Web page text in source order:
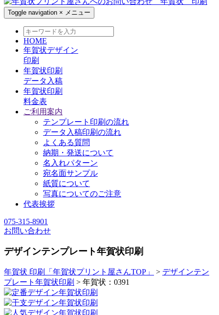
Toggle navigation × メニュー
HOME
年賀状デザイン
印刷
年賀状印刷
データ入稿
年賀状印刷
料金表
ご利用案内
テンプレート印刷の流れ
データ入稿印刷の流れ
よくある質問
納期・発送について
名入れパターン
宛名面サンプル
紙質について
写真についてのご注意
代表挨拶
075-315-8901
お問い合わせ
デザインテンプレート年賀状印刷
年賀状 印刷「年賀状プリント屋さんTOP」 > デザインテン
プレート年賀状印刷 > 年賀状：0391